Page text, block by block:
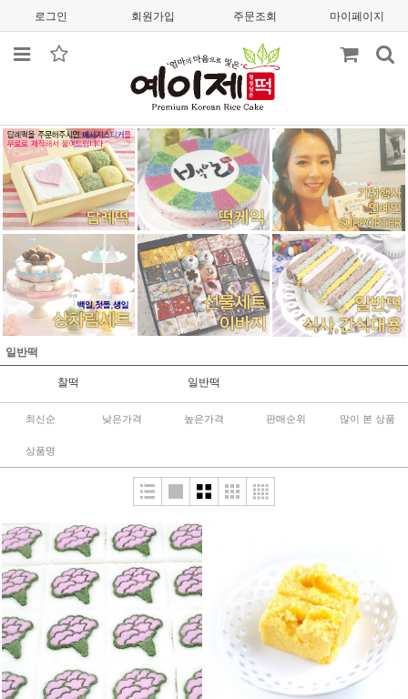
로그인 회원가입 주문조회 마이페이지
일반떡
찰떡 일반떡
최신순 낮은가격 높은가격 판매순위 많이 본 상품
상품명